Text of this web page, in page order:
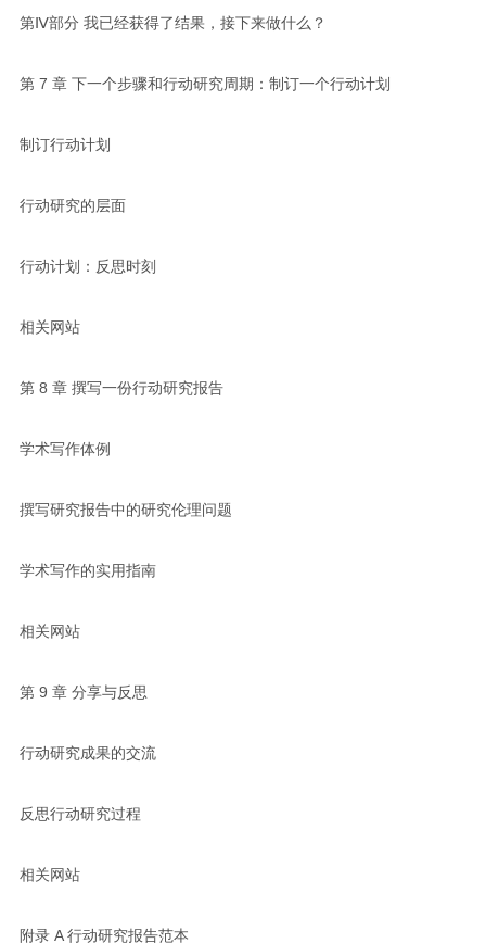
第Ⅳ部分 我已经获得了结果，接下来做什么？
第 7 章 下一个步骤和行动研究周期：制订一个行动计划
制订行动计划
行动研究的层面
行动计划：反思时刻
相关网站
第 8 章 撰写一份行动研究报告
学术写作体例
撰写研究报告中的研究伦理问题
学术写作的实用指南
相关网站
第 9 章 分享与反思
行动研究成果的交流
反思行动研究过程
相关网站
附录 A 行动研究报告范本